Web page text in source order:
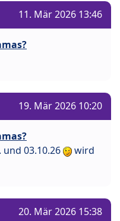
11. Mär 2026 13:46
19. Mär 2026 10:20
und 03.10.26
wird
20. Mär 2026 15:38